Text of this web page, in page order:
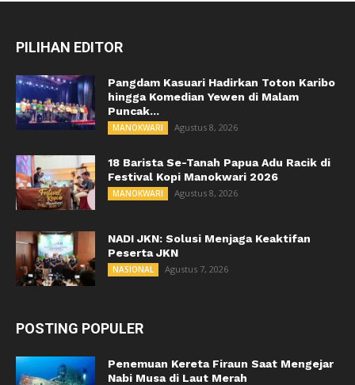
PILIHAN EDITOR
Pangdam Kasuari Hadirkan Toton Karibo
hingga Komedian Yewen di Malam
Puncak...
MANOKWARI Agustus 8, 2026
18 Barista Se-Tanah Papua Adu Racik di
Festival Kopi Manokwari 2026
MANOKWARI Agustus 8, 2026
NADI JKN: Solusi Menjaga Keaktifan
Peserta JKN
NASIONAL Agustus 7, 2026
POSTING POPULER
Penemuan Kereta Firaun Saat Mengejar
Nabi Musa di Laut Merah